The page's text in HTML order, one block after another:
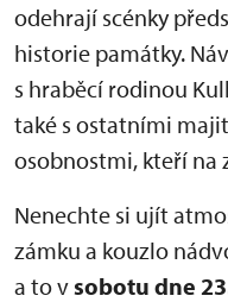
odehrají scénky
historie památky.
s hraběcí rodinou
také s ostatními
osobnostmi, kteří na
Nenechte si ujít
zámku a kouzlo
a to vsobotu dne